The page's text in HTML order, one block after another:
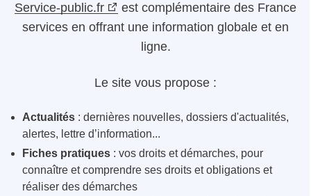
Service-public.fr
est complémentaire des France
services en offrant une information globale et en
ligne.
Le site vous propose :
Actualités : dernières nouvelles, dossiers d'actualités,
alertes, lettre d’information...
Fiches pratiques : vos droits et démarches, pour
connaître et comprendre ses droits et obligations et
réaliser des démarches